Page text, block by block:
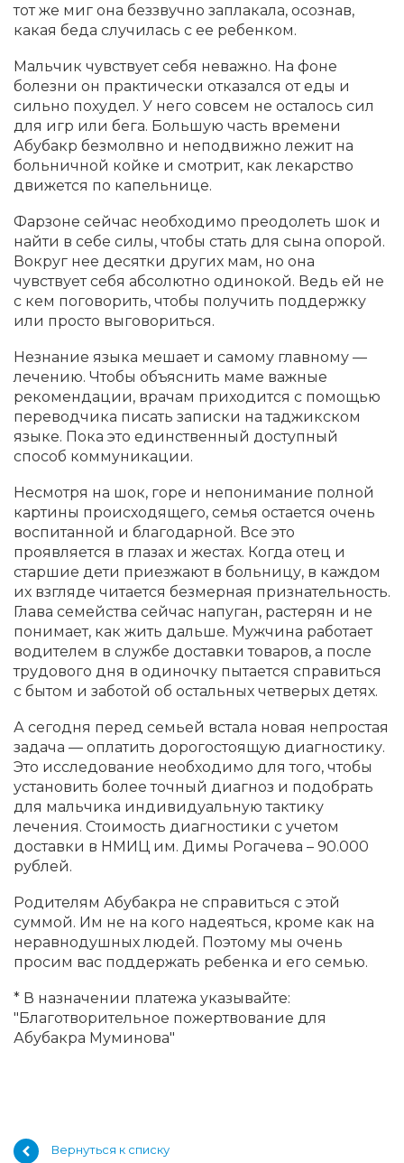
тот же миг она беззвучно заплакала, осознав,
какая беда случилась с ее ребенком.
Мальчик чувствует себя неважно. На фоне
болезни он практически отказался от еды и
сильно похудел. У него совсем не осталось сил
для игр или бега. Большую часть времени
Абубакр безмолвно и неподвижно лежит на
больничной койке и смотрит, как лекарство
движется по капельнице.
Фарзоне сейчас необходимо преодолеть шок и
найти в себе силы, чтобы стать для сына опорой.
Вокруг нее десятки других мам, но она
чувствует себя абсолютно одинокой. Ведь ей не
с кем поговорить, чтобы получить поддержку
или просто выговориться.
Незнание языка мешает и самому главному —
лечению. Чтобы объяснить маме важные
рекомендации, врачам приходится с помощью
переводчика писать записки на таджикском
языке. Пока это единственный доступный
способ коммуникации.
Несмотря на шок, горе и непонимание полной
картины происходящего, семья остается очень
воспитанной и благодарной. Все это
проявляется в глазах и жестах. Когда отец и
старшие дети приезжают в больницу, в каждом
их взгляде читается безмерная признательность.
Глава семейства сейчас напуган, растерян и не
понимает, как жить дальше. Мужчина работает
водителем в службе доставки товаров, а после
трудового дня в одиночку пытается справиться
с бытом и заботой об остальных четверых детях.
А сегодня перед семьей встала новая непростая
задача — оплатить дорогостоящую диагностику.
Это исследование необходимо для того, чтобы
установить более точный диагноз и подобрать
для мальчика индивидуальную тактику
лечения. Стоимость диагностики с учетом
доставки в НМИЦ им. Димы Рогачева – 90.000
рублей.
Родителям Абубакра не справиться с этой
суммой. Им не на кого надеяться, кроме как на
неравнодушных людей. Поэтому мы очень
просим вас поддержать ребенка и его семью.
* В назначении платежа указывайте:
"Благотворительное пожертвование для
Абубакра Муминова"
Вернуться к списку